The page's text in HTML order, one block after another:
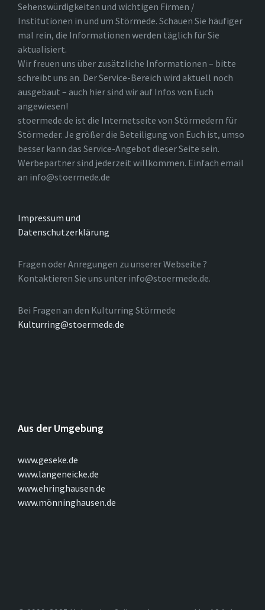
Sehenswürdigkeiten und wichtigen Firmen /
Institutionen in und um Störmede. Schauen Sie häufiger
mal rein, die Informationen werden täglich für Sie
aktualisiert.
Wir freuen uns über zusätzliche Informationen – bitte
schreibt uns an. Der Service-Bereich wird aktuell noch
ausgebaut – auch hier sind wir auf Infos von Euch
angewiesen!
stoermede.de ist die Internetseite von Störmedern für
Störmeder. Je größer die Beteiligung von Euch ist, umso
besser kann das Service-Angebot dieser Seite sein.
Werbepartner sind jederzeit willkommen. Einfach email
an info@stoermede.de
Impressum und
Datenschutzerklärung
Fragen oder Anregungen zu unserer Webseite ?
Kontaktieren Sie uns unter info@stoermede.de.
Bei Fragen an den Kulturring Störmede
Kulturring@stoermede.de
Aus der Umgebung
www.geseke.de
www.langeneicke.de
www.ehringhausen.de
www.mönninghausen.de